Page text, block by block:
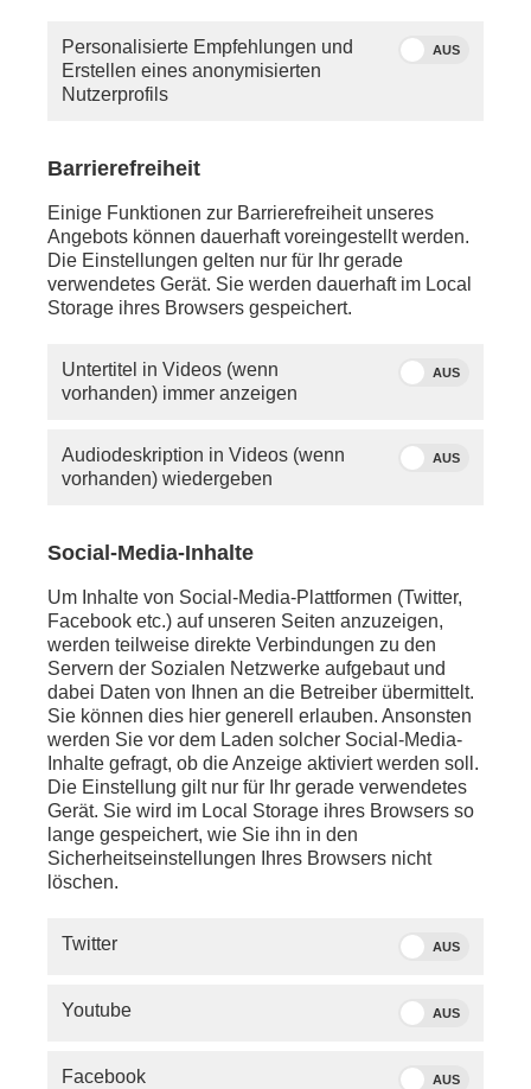
schreiben Sie uns eineE-Mail.
Sie vermissen einen Beitrag? Aufgrund der
PHOENIX.online viele Beiträge nicht mehr so lange
SERVICE
Personalisierte Empfehlungen und
Erstellen eines anonymisierten
Nutzerprofils
AUS
Barrierefreiheit
Einige Funktionen zur Barrierefreiheit unseres
Angebots können dauerhaft voreingestellt werden.
Die Einstellungen gelten nur für Ihr gerade
verwendetes Gerät. Sie werden dauerhaft im Local
Storage ihres Browsers gespeichert.
Untertitel in Videos (wenn
vorhanden) immer anzeigen
AUS
Audiodeskription in Videos (wenn
vorhanden) wiedergeben
AUS
Social-Media-Inhalte
Um Inhalte von Social-Media-Plattformen (Twitter,
Facebook etc.) auf unseren Seiten anzuzeigen,
werden teilweise direkte Verbindungen zu den
Servern der Sozialen Netzwerke aufgebaut und
dabei Daten von Ihnen an die Betreiber übermittelt.
Sie können dies hier generell erlauben. Ansonsten
werden Sie vor dem Laden solcher Social-Media-
Inhalte gefragt, ob die Anzeige aktiviert werden soll.
Die Einstellung gilt nur für Ihr gerade verwendetes
Gerät. Sie wird im Local Storage ihres Browsers so
lange gespeichert, wie Sie ihn in den
Sicherheitseinstellungen Ihres Browsers nicht
löschen.
Twitter AUS
Youtube AUS
Facebook AUS